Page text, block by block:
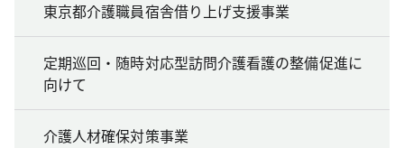
東京都介護職員宿舎借り上げ支援事業
定期巡回・随時対応型訪問介護看護の整備促進に
向けて
介護人材確保対策事業